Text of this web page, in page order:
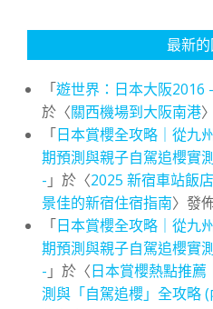
最新
「遊世界：日本大阪2016
於〈關西機場到大阪南港
「日本賞櫻全攻略｜從九
期預測與親子自駕追櫻實
- 」於〈2025 新宿車站飯
景佳的新宿住宿指南〉發
「日本賞櫻全攻略｜從九
期預測與親子自駕追櫻實
- 」於〈日本賞櫻熱點推
測與「自駕追櫻」全攻略